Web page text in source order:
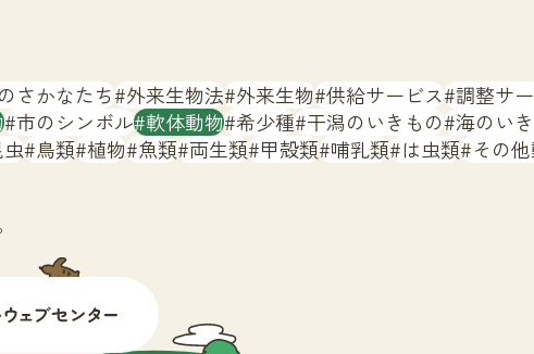
さかなたち 外来生物法 外来生物 供給サービス 調整サ
市のシンボル 軟体動物 希少種 干潟のいきもの 海のい
虫 鳥類 植物 魚類 両生類 甲殻類 哺乳類 は虫類 その